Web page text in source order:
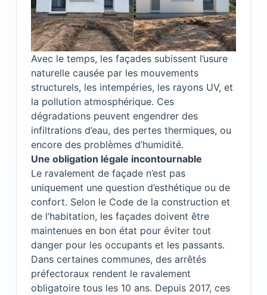
Avec le temps, les façades subissent l’usure
naturelle causée par les mouvements
structurels, les intempéries, les rayons UV, et
la pollution atmosphérique. Ces
dégradations peuvent engendrer des
infiltrations d’eau, des pertes thermiques, ou
encore des problèmes d’humidité.
Une obligation légale incontournable
Le ravalement de façade n’est pas
uniquement une question d’esthétique ou de
confort. Selon le Code de la construction et
de l’habitation, les façades doivent être
maintenues en bon état pour éviter tout
danger pour les occupants et les passants.
Dans certaines communes, des arrêtés
préfectoraux rendent le ravalement
obligatoire tous les 10 ans. Depuis 2017, ces